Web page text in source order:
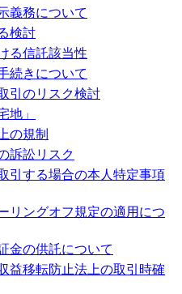
義務について
検討
る信託該当性
続きについて
引のリスク検討
地」
の規制
訴訟リスク
引する場合の本人特定事項
リングオフ規定の適用につ
金の供託について
益移転防止法上の取引時確